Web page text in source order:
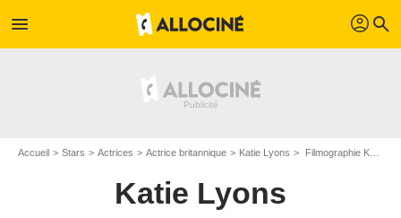
menu profil search
Accueil Stars Actrices Actrice britannique Katie Lyons Filmographie Katie Lyons
Katie Lyons